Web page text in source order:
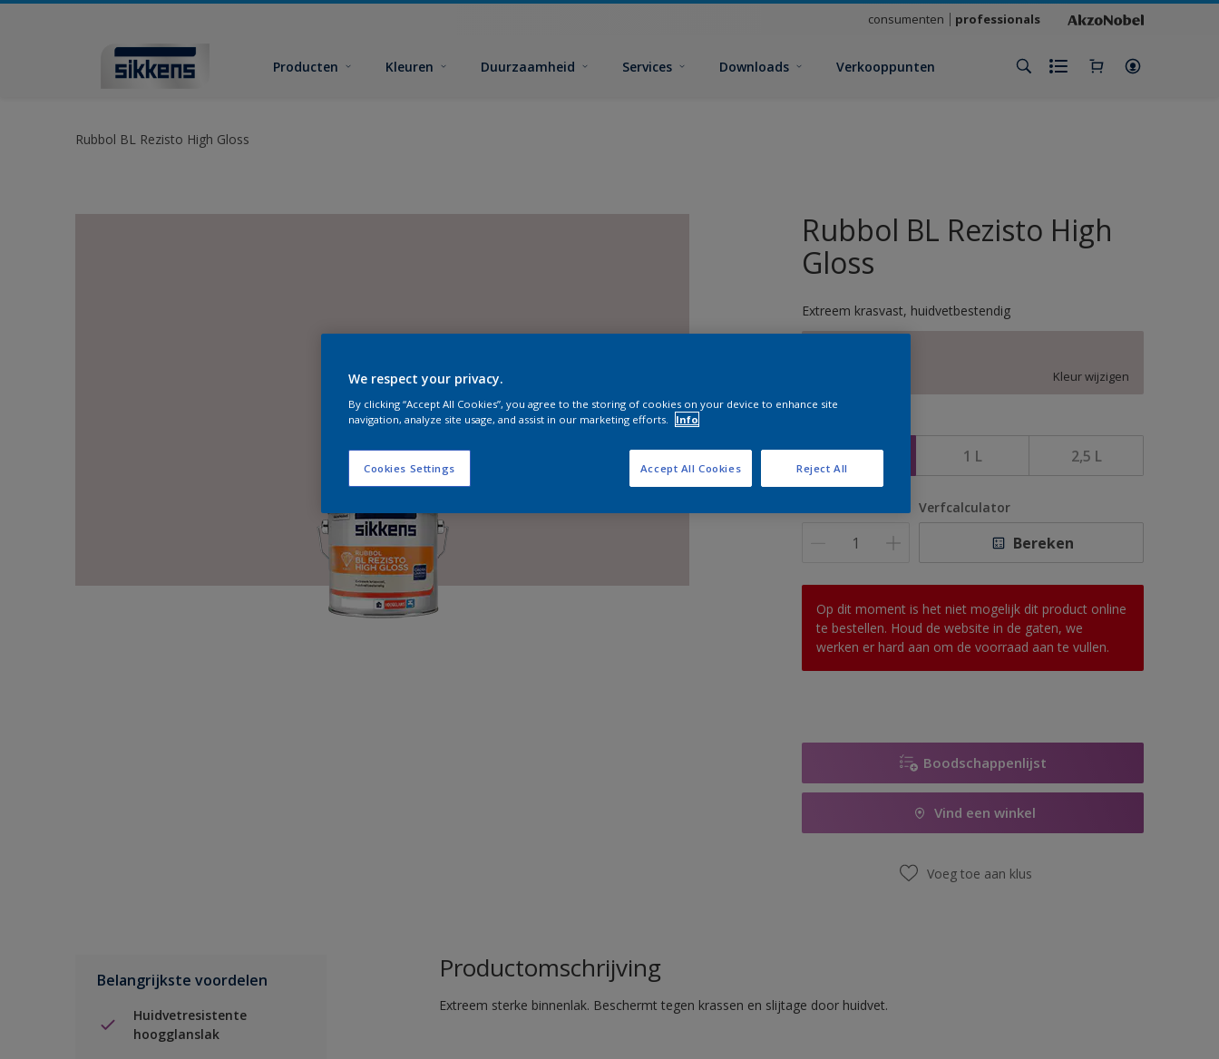
consumenten professionals
Producten Kleuren Duurzaamheid Services Downloads Verkooppunten
Rubbol BL Rezisto High Gloss
Rubbol BL Rezisto High
Gloss
Extreem krasvast, huidvetbestendig
Kleur wijzigen
500 ML 1 L 2,5 L
Verfcalculator
Bereken
Op dit moment is het niet mogelijk dit product online
te bestellen. Houd de website in de gaten, we
werken er hard aan om de voorraad aan te vullen.
Boodschappenlijst
Vind een winkel
Voeg toe aan klus
Belangrijkste voordelen
Huidvetresistente
hoogglanslak
Productomschrijving
Extreem sterke binnenlak. Beschermt tegen krassen en slijtage door huidvet.
We respect your privacy.
By clicking “Accept All Cookies”, you agree to the storing of cookies on your device to enhance site
navigation, analyze site usage, and assist in our marketing efforts.
Info
Cookies Settings Reject All
Accept All Cookies